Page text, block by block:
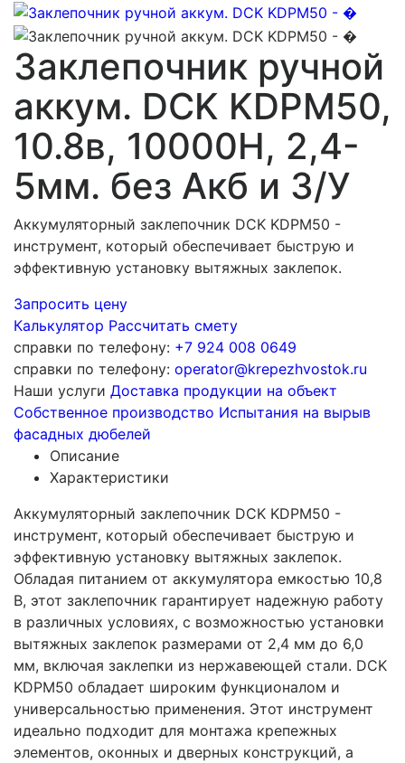
Заклепочник ручной
аккум. DCK KDPM50,
10.8в, 10000Н, 2,4-
5мм. без Акб и З/У
Аккумуляторный заклепочник DCK KDPM50 -
инструмент, который обеспечивает быструю и
эффективную установку вытяжных заклепок.
Запросить цену
Калькулятор Рассчитать смету
справки по телефону: +7 924 008 0649
справки по телефону: operator@krepezhvostok.ru
Наши услуги Доставка продукции на объект
Собственное производство Испытания на вырыв
фасадных дюбелей
Описание
Характеристики
Аккумуляторный заклепочник DCK KDPM50 -
инструмент, который обеспечивает быструю и
эффективную установку вытяжных заклепок.
Обладая питанием от аккумулятора емкостью 10,8
В, этот заклепочник гарантирует надежную работу
в различных условиях, с возможностью установки
вытяжных заклепок размерами от 2,4 мм до 6,0
мм, включая заклепки из нержавеющей стали. DCK
KDPM50 обладает широким функционалом и
универсальностью применения. Этот инструмент
идеально подходит для монтажа крепежных
элементов, оконных и дверных конструкций, а